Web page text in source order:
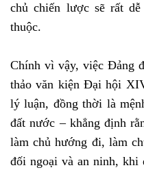
chủ chiến lược sẽ rất
thuộc.
Chính vì vậy, việc Đảng
thảo văn kiện Đại hội
lý luận, đồng thời là
đất nước – khẳng định
làm chủ hướng đi, làm
đối ngoại và an ninh, khi